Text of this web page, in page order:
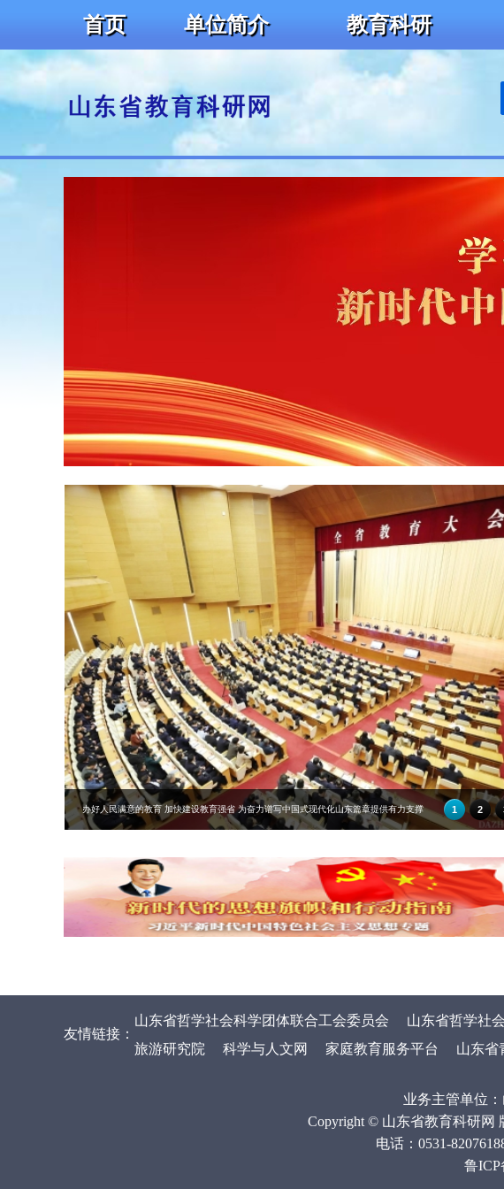
首页 单位简介 教育科研
办好人民满意的教育 加快建设教育强省 为奋力谱写中国式现代化山东篇章提供有力支撑 1 2
友情链接：
山东省哲学社会科学团体联合工会委员会 山东省哲学社
旅游研究院
科学与人文网 家庭教育服务平台 山东省
业务主管单位
Copyright © 山东省教育科研网
电话：0531-
鲁ICP